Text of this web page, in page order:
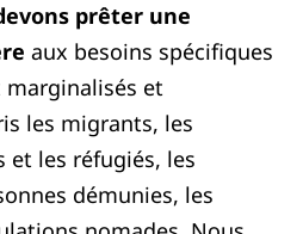
prêter une
aux besoins spécifiques
marginalisés et
les migrants, les
et les réfugiés, les
démunies, les